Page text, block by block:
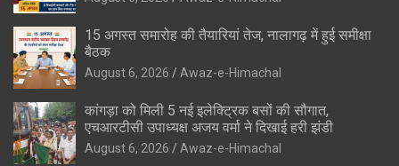
15 अगस्त समारोह की तैयारियां तेज, नालागढ़ में हुई समीक्षा
बैठक
August 6, 2026 Awaz-e-Himachal
कांगड़ा को मिली 5 नई इलेक्ट्रिक बसों की सौगात,
एचआरटीसी उपाध्यक्ष अजय वर्मा ने दिखाई हरी झंडी
August 6, 2026 Awaz-e-Himachal